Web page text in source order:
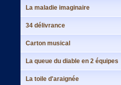
La maladie imaginaire
34 délivrance
Carton musical
La queue du diable en 2 équipes
La toile d'araignée